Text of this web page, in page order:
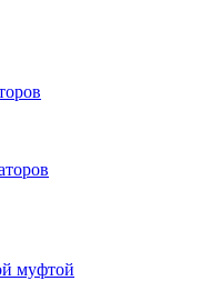
муфтой